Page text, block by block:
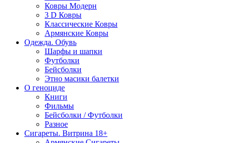
Ковры Модерн
3 D Ковры
Классические Ковры
Армянские Ковры
Одежда. Обувь
Шарфы и шапки
Футболки
Бейсболки
Этно масики балетки
О геноциде
Книги
Фильмы
Бейсболки / Футболки
Разное
Сигареты. Витрина 18+